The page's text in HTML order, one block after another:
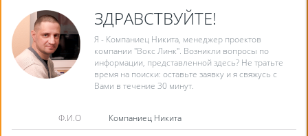
ЗДРАВСТВУЙТЕ!
Я - Компаниец Никита, менеджер проектов
компании "Вокс Линк". Возникли вопросы по
информации, представленной здесь? Не тратьте
время на поиски: оставьте заявку и я свяжусь с
Вами в течение 30 минут.
Ф.И.О
Компаниец Никита